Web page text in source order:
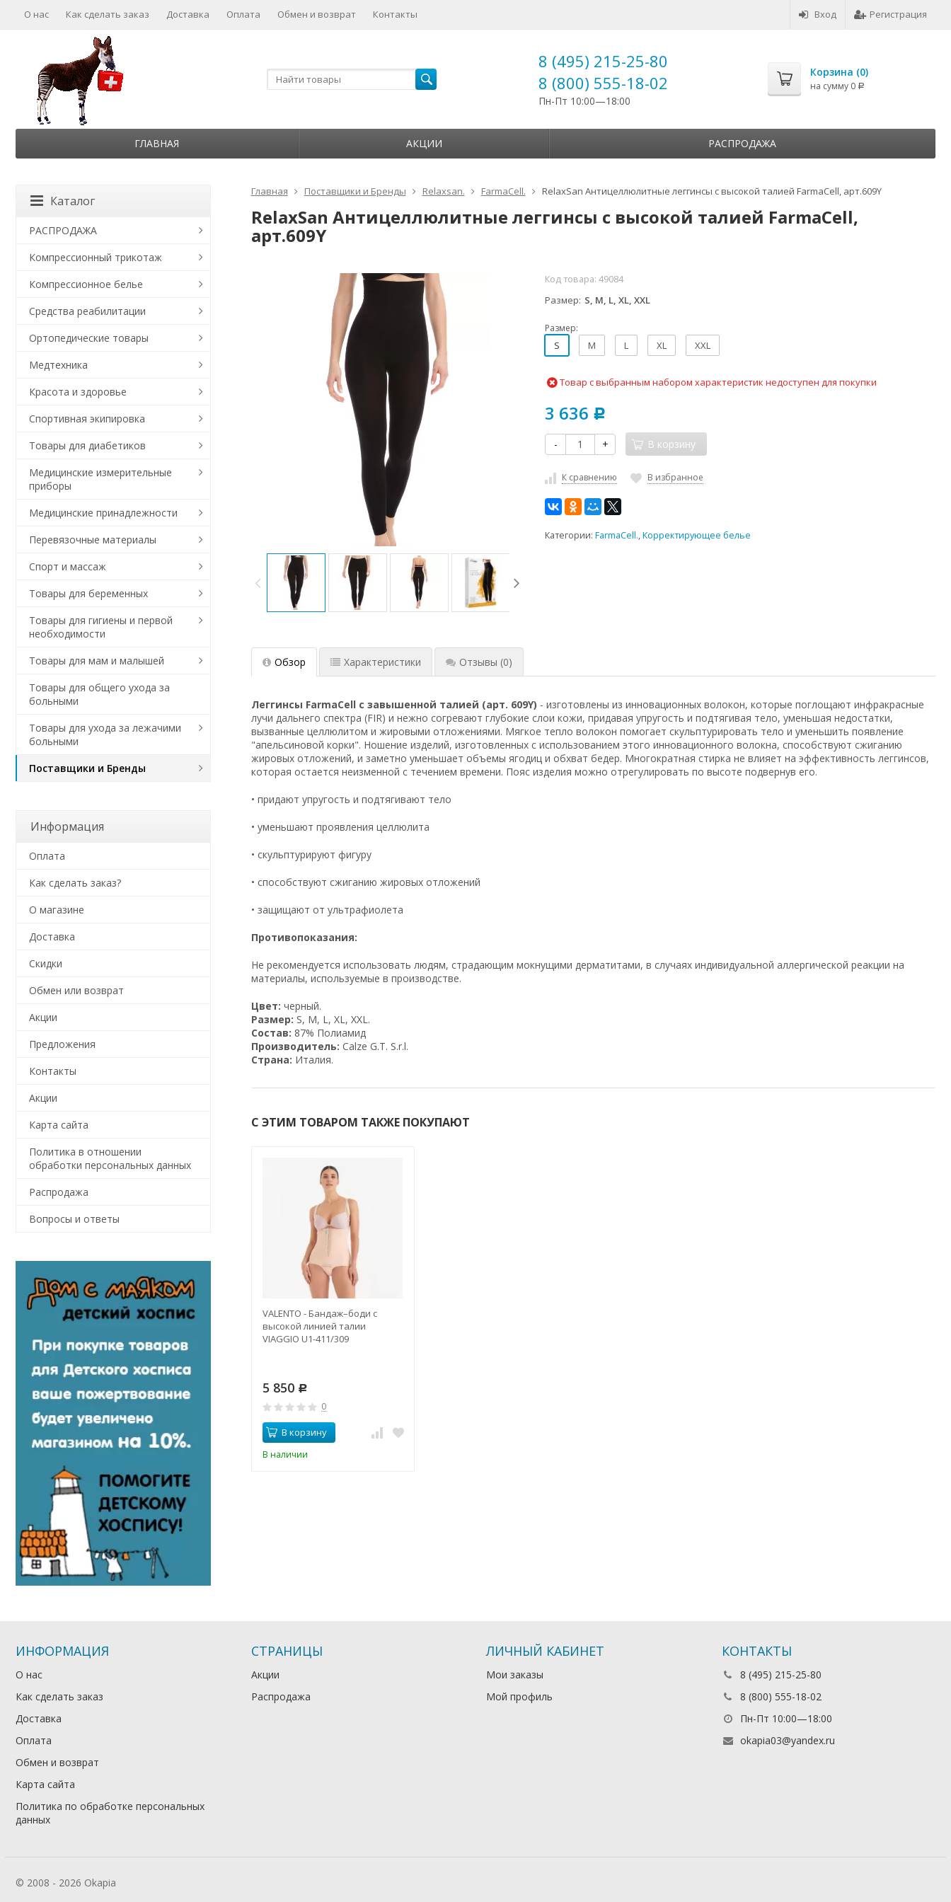
Вход Регистрация
О нас Как сделать заказ Доставка Оплата Обмен и возврат Контакты
8 (495) 215-25-80
8 (800) 555-18-02
Пн-Пт 10:00—18:00
Корзина (0)
на сумму 0 Р
ГЛАВНАЯ АКЦИИ РАСПРОДАЖА
Главная Поставщики и Бренды Relaxsan. FarmaCell. RelaxSan Антицеллюлитные леггинсы с высокой талией FarmaCell, арт.609Y
RelaxSan Антицеллюлитные леггинсы с высокой талией FarmaCell,
арт.609Y
Код товара:49084
Размер S, M, L, XL, XXL
Размер:
S M L XL XXL
Товар с выбранным набором характеристик недоступен для покупки
3 636 Р
- + В корзину
К сравнению В избранное
Категории:FarmaCell.,Корректирующее белье
Обзор Характеристики Отзывы (0)
Леггинсы FarmaCell с завышенной талией (арт. 609Y) - изготовлены из инновационных волокон, которые поглощают инфракрасные
лучи дальнего спектра (FIR) и нежно согревают глубокие слои кожи, придавая упругость и подтягивая тело, уменьшая недостатки,
вызванные целлюлитом и жировыми отложениями. Мягкое тепло волокон помогает скульптурировать тело и уменьшить появление
"апельсиновой корки". Ношение изделий, изготовленных с использованием этого инновационного волокна, способствуют сжиганию
жировых отложений, и заметно уменьшает объемы ягодиц и обхват бедер. Многократная стирка не влияет на эффективность леггинсов,
которая остается неизменной с течением времени. Пояс изделия можно отрегулировать по высоте подвернув его.
• придают упругость и подтягивают тело
• уменьшают проявления целлюлита
• скульптурируют фигуру
• способствуют сжиганию жировых отложений
• защищают от ультрафиолета
Противопоказания:
Не рекомендуется использовать людям, страдающим мокнущими дерматитами, в случаях индивидуальной аллергической реакции на
материалы, используемые в производстве.
Цвет: черный.
Размер: S, M, L, XL, XXL.
Состав: 87% Полиамид
Производитель: Calze G.T. S.r.l.
Страна: Италия.
С ЭТИМ ТОВАРОМ ТАКЖЕ ПОКУПАЮТ
VALENTO - Бандаж–боди с
высокой линией талии
VIAGGIO U1-411/309
5 850 Р
0
В корзину
В наличии
Каталог
РАСПРОДАЖА
Компрессионный трикотаж
Компрессионное белье
Средства реабилитации
Ортопедические товары
Медтехника
Красота и здоровье
Спортивная экипировка
Товары для диабетиков
Медицинские измерительные
приборы
Медицинские принадлежности
Перевязочные материалы
Спорт и массаж
Товары для беременных
Товары для гигиены и первой
необходимости
Товары для мам и малышей
Товары для общего ухода за
больными
Товары для ухода за лежачими
больными
Поставщики и Бренды
Информация
Оплата
Как сделать заказ?
О магазине
Доставка
Скидки
Обмен или возврат
Акции
Предложения
Контакты
Акции
Карта сайта
Политика в отношении
обработки персональных данных
Распродажа
Вопросы и ответы
ИНФОРМАЦИЯ
О нас
Как сделать заказ
Доставка
Оплата
Обмен и возврат
Карта сайта
Политика по обработке персональных
данных
СТРАНИЦЫ
Акции
Распродажа
ЛИЧНЫЙ КАБИНЕТ
Мои заказы
Мой профиль
КОНТАКТЫ
8 (495) 215-25-80
8 (800) 555-18-02
Пн-Пт 10:00—18:00
okapia03@yandex.ru
© 2008 - 2026 Okapia